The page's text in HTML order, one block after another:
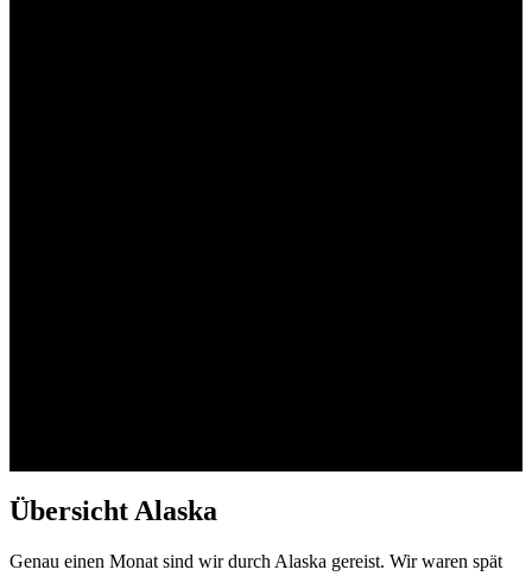
Übersicht Alaska
Genau einen Monat sind wir durch Alaska gereist. Wir waren spät